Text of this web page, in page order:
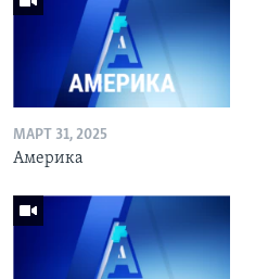
МАРТ 31, 2025
Америка